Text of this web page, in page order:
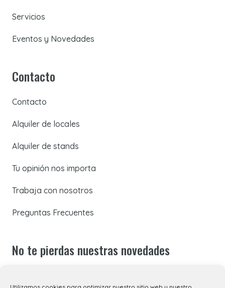
Servicios
Eventos y Novedades
Contacto
Contacto
Alquiler de locales
Alquiler de stands
Tu opinión nos importa
Trabaja con nosotros
Preguntas Frecuentes
No te pierdas nuestras novedades